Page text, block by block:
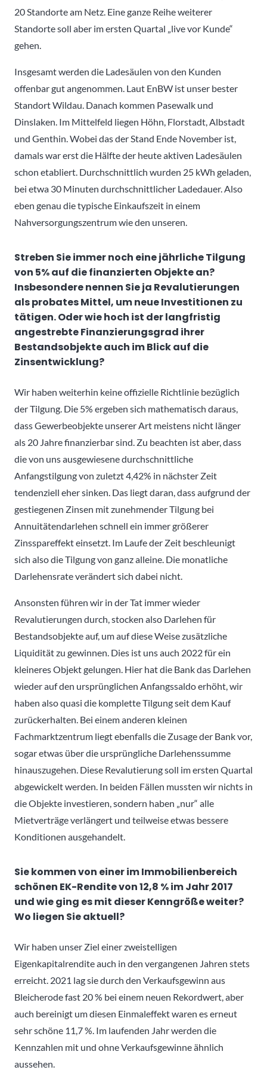
20 Standorte am Netz. Eine ganze Reihe weiterer
Standorte soll aber im ersten Quartal „live vor Kunde“
gehen.
Insgesamt werden die Ladesäulen von den Kunden
offenbar gut angenommen. Laut EnBW ist unser bester
Standort Wildau. Danach kommen Pasewalk und
Dinslaken. Im Mittelfeld liegen Höhn, Florstadt, Albstadt
und Genthin. Wobei das der Stand Ende November ist,
damals war erst die Hälfte der heute aktiven Ladesäulen
schon etabliert. Durchschnittlich wurden 25 kWh geladen,
bei etwa 30 Minuten durchschnittlicher Ladedauer. Also
eben genau die typische Einkaufszeit in einem
Nahversorgungszentrum wie den unseren.
Streben Sie immer noch eine jährliche Tilgung
von 5% auf die finanzierten Objekte an?
Insbesondere nennen Sie ja Revalutierungen
als probates Mittel, um neue Investitionen zu
tätigen. Oder wie hoch ist der langfristig
angestrebte Finanzierungsgrad ihrer
Bestandsobjekte auch im Blick auf die
Zinsentwicklung?
Wir haben weiterhin keine offizielle Richtlinie bezüglich
der Tilgung. Die 5% ergeben sich mathematisch daraus,
dass Gewerbeobjekte unserer Art meistens nicht länger
als 20 Jahre finanzierbar sind. Zu beachten ist aber, dass
die von uns ausgewiesene durchschnittliche
Anfangstilgung von zuletzt 4,42% in nächster Zeit
tendenziell eher sinken. Das liegt daran, dass aufgrund der
gestiegenen Zinsen mit zunehmender Tilgung bei
Annuitätendarlehen schnell ein immer größerer
Zinsspareffekt einsetzt. Im Laufe der Zeit beschleunigt
sich also die Tilgung von ganz alleine. Die monatliche
Darlehensrate verändert sich dabei nicht.
Ansonsten führen wir in der Tat immer wieder
Revalutierungen durch, stocken also Darlehen für
Bestandsobjekte auf, um auf diese Weise zusätzliche
Liquidität zu gewinnen. Dies ist uns auch 2022 für ein
kleineres Objekt gelungen. Hier hat die Bank das Darlehen
wieder auf den ursprünglichen Anfangssaldo erhöht, wir
haben also quasi die komplette Tilgung seit dem Kauf
zurückerhalten. Bei einem anderen kleinen
Fachmarktzentrum liegt ebenfalls die Zusage der Bank vor,
sogar etwas über die ursprüngliche Darlehenssumme
hinauszugehen. Diese Revalutierung soll im ersten Quartal
abgewickelt werden. In beiden Fällen mussten wir nichts in
die Objekte investieren, sondern haben „nur“ alle
Mietverträge verlängert und teilweise etwas bessere
Konditionen ausgehandelt.
Sie kommen von einer im Immobilienbereich
schönen EK-Rendite von 12,8 % im Jahr 2017
und wie ging es mit dieser Kenngröße weiter?
Wo liegen Sie aktuell?
Wir haben unser Ziel einer zweistelligen
Eigenkapitalrendite auch in den vergangenen Jahren stets
erreicht. 2021 lag sie durch den Verkaufsgewinn aus
Bleicherode fast 20 % bei einem neuen Rekordwert, aber
auch bereinigt um diesen Einmaleffekt waren es erneut
sehr schöne 11,7 %. Im laufenden Jahr werden die
Kennzahlen mit und ohne Verkaufsgewinne ähnlich
aussehen.